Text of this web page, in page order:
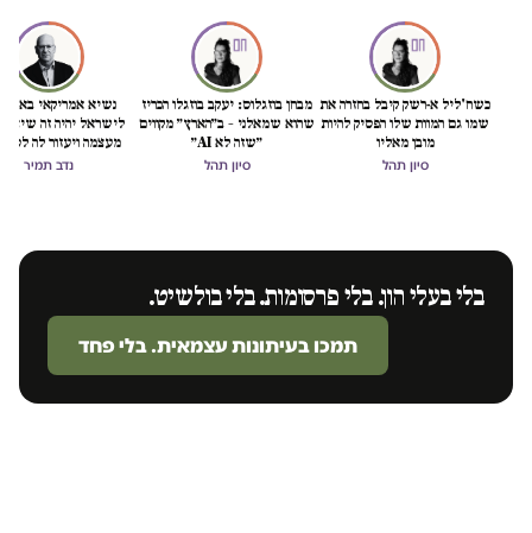
כשח'ליל א-רשק קיבל בחזרה את
שמו גם המוות שלו הפסיק להיות
מובן מאליו
סיון תהל
מבחן בוזגלוס: יעקב בוזגלו הכריז
שהוא שמאלני – ב״הארץ״ מקווים
״שזה לא AI״
סיון תהל
נשיא אמריקאי באמת
לישראל יהיה זה
מעצמה ויעזור לה
הכיבוש
נדב תמיר
בלי בעלי הון. בלי פרסומות. בלי בולשיט.
תמכו בעיתונות עצמאית. בלי פחד